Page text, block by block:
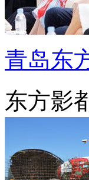
青岛东
东方影